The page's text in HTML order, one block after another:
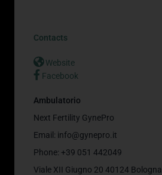
Contacts
Website
Facebook
Ambulatorio
Next Fertility GynePro
Email: info@gynepro.it
Phone: +39 051 442049
Viale XII Giugno 20 40124 Bologna